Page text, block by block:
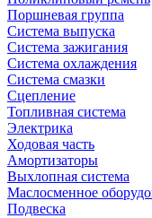
Поршневая группа
Система выпуска
Система зажигания
Система охлаждения
Система смазки
Сцепление
Топливная система
Электрика
Ходовая часть
Амортизаторы
Выхлопная система
Маслосменное
Подвеска